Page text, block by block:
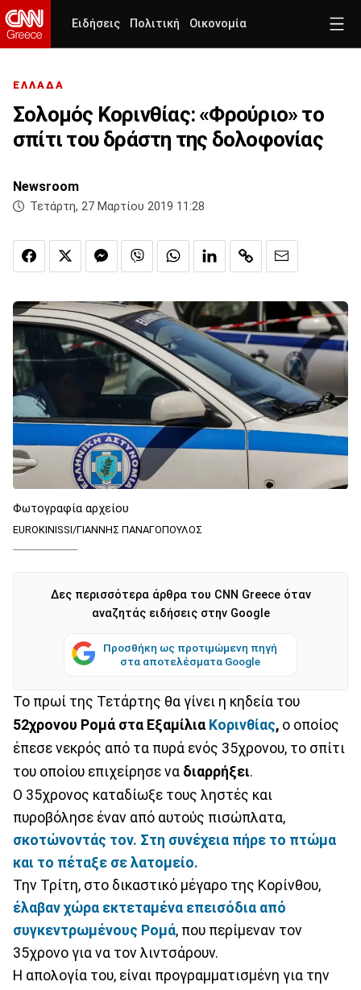
Ειδήσεις Πολιτική Οικονομία
ΕΛΛΑΔΑ
Σολομός Κορινθίας: «Φρούριο» το
σπίτι του δράστη της δολοφονίας
Newsroom
Τετάρτη, 27 Μαρτίου 2019 11:28
Φωτογραφία αρχείου
EUROKINISSI/ΓΙΑΝΝΗΣ ΠΑΝΑΓΟΠΟΥΛΟΣ
Δες περισσότερα άρθρα του CNN Greece όταν
αναζητάς ειδήσεις στην Google
Προσθήκη ως προτιμώμενη πηγή
στα αποτελέσματα Google
Το πρωί της Τετάρτης θα γίνει η κηδεία του
52χρονου Ρομά στα Εξαμίλια Κορινθίας, ο οποίος
έπεσε νεκρός από τα πυρά ενός 35χρονου, το σπίτι
του οποίου επιχείρησε να διαρρήξει.
Ο 35χρονος καταδίωξε τους ληστές και
πυροβόλησε έναν από αυτούς πισώπλατα,
σκοτώνοντάς τον. Στη συνέχεια πήρε το πτώμα
και το πέταξε σε λατομείο.
Την Τρίτη, στο δικαστικό μέγαρο της Κορίνθου,
έλαβαν χώρα εκτεταμένα επεισόδια από
συγκεντρωμένους Ρομά, που περίμεναν τον
35χρονο για να τον λιντσάρουν.
Η απολογία του, είναι προγραμματισμένη για την